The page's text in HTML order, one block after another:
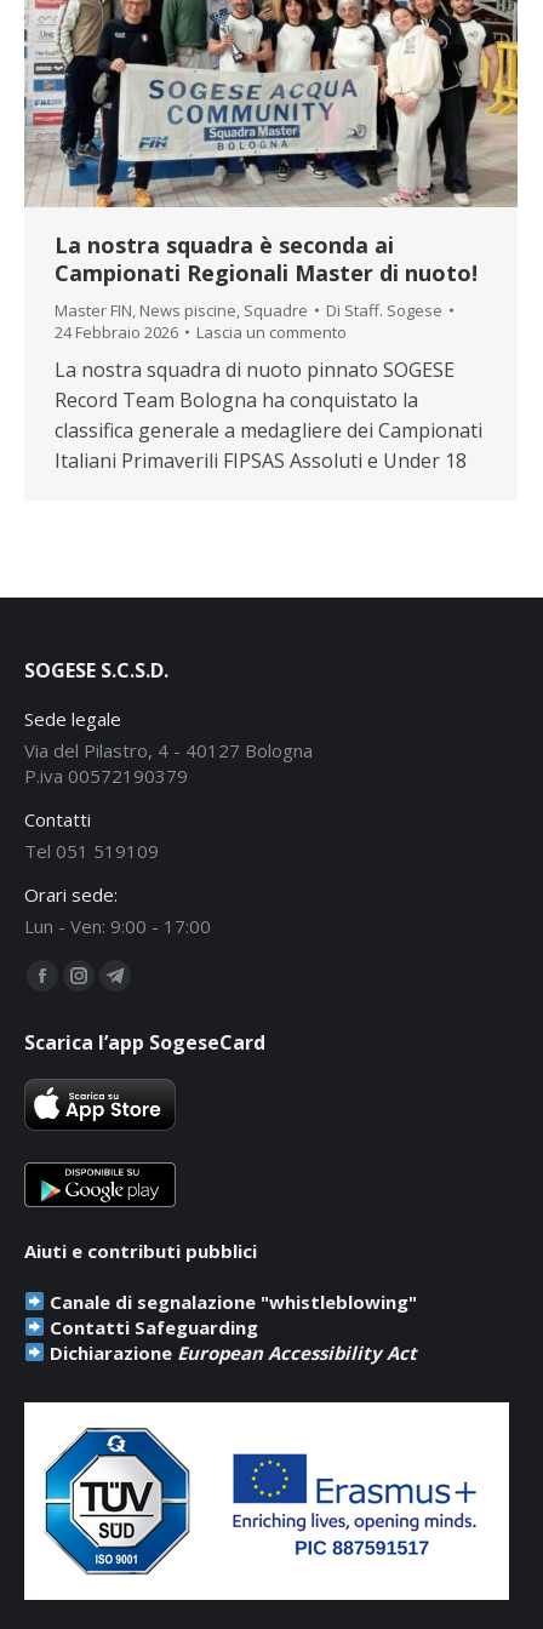
La nostra squadra è seconda ai
Campionati Regionali Master di nuoto!
Master FIN, News piscine, Squadre Di Staff. Sogese
24 Febbraio 2026
Lascia un commento
La nostra squadra di nuoto pinnato SOGESE
Record Team Bologna ha conquistato la
classifica generale a medagliere dei Campionati
Italiani Primaverili FIPSAS Assoluti e Under 18
SOGESE S.C.S.D.
Sede legale
Via del Pilastro, 4 - 40127 Bologna
P.iva 00572190379
Contatti
Tel 051 519109
Orari sede:
Lun - Ven: 9:00 - 17:00
Ci puoi trovare su:
Facebook
opens
in
new
Instagram
opens
in
new
Telegram
opens
in
new
Scarica l’app SogeseCard
Aiuti e contributi pubblici
Canale di segnalazione "whistleblowing"
Contatti Safeguarding
Dichiarazione European Accessibility Act